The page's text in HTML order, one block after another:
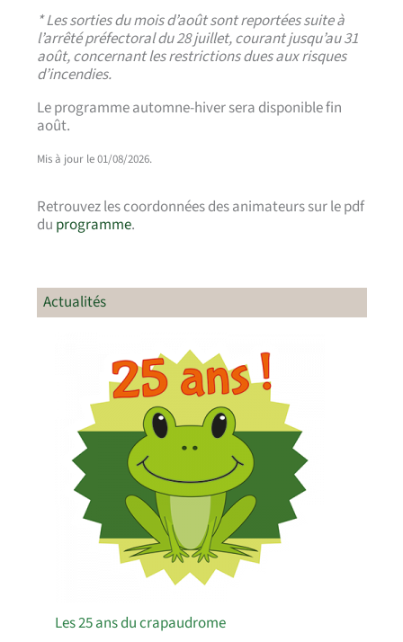
* Les sorties du mois d’août sont reportées suite à
l’arrêté préfectoral du 28 juillet, courant jusqu’au 31
août, concernant les restrictions dues aux risques
d’incendies.
Le programme automne-hiver sera disponible fin
août.
Mis à jour le 01/08/2026.
Retrouvez les coordonnées des animateurs sur le pdf
du programme.
Actualités
Les 25 ans du crapaudrome